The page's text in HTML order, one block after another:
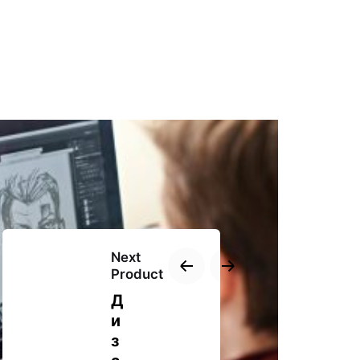
Next
Product
Д
и
з